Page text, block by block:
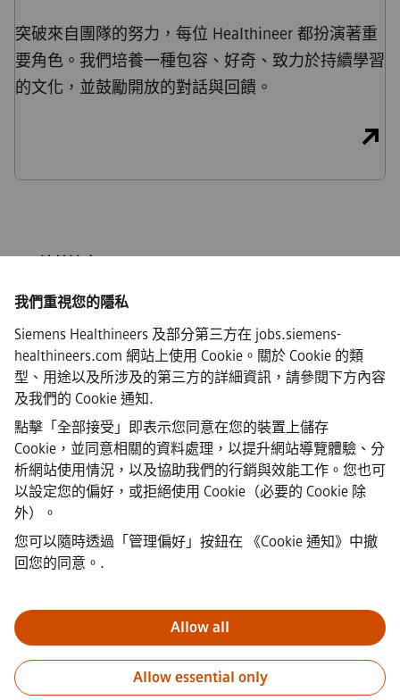
我們重視您的隱私
Siemens Healthineers 及部分第三方在 jobs.siemens-
healthineers.com 網站上使用 Cookie。關於 Cookie 的類
型、用途以及所涉及的第三方的詳細資訊，請參閱下方內容
及我們的 Cookie 通知.
點擊「全部接受」即表示您同意在您的裝置上儲存
Cookie，並同意相關的資料處理，以提升網站導覽體驗、分
析網站使用情況，以及協助我們的行銷與效能工作。您也可
以設定您的偏好，或拒絕使用 Cookie（必要的 Cookie 除
外）。
您可以隨時透過「管理偏好」按鈕在
《Cookie 通知》中撤
回您的同意。 .
Allow all
Allow essential only
突破來自團隊的努力，每位 Healthineer 都扮演著重
要角色。我們培養一種包容、好奇、致力於持續學習
的文化，並鼓勵開放的對話與回饋。
Siemens Healthineers AG © 2026·
常見問題
公司資訊
·
隱私權聲明
·
Cookie 聲明連結
·
前、申請中及申請後）均不會收取任何費用。我們不會要求提供銀